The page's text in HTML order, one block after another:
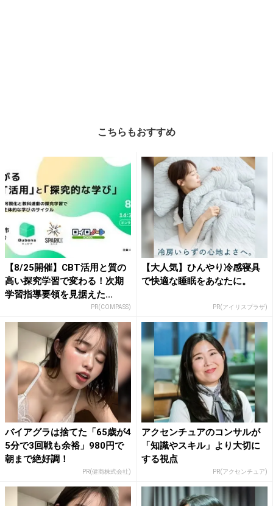
こちらもおすすめ
【8/25開催】CBT活用と質の
高い探究学習で変わる！次期
学習指導要領を見据えた...
PR(COMPASS)
【大人気】ひんやり冷感寝具
で快適な睡眠をあなたに。
PR(アイリスプラザ)
バイアグラは捨てた「65歳が4
5分で3回戦も余裕」980円で
朝まで絶好調！
PR(健商株式会社)
アクセンチュアのコンサルが
「知識やスキル」より大切に
する視点
PR(アクセンチュア)